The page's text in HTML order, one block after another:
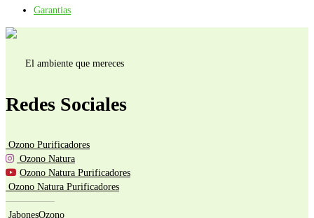
Garantias
El ambiente que mereces
Redes Sociales
Ozono Purificadores
Ozono Natura
Ozono Natura Purificadores
Ozono Natura Purificadores
—————
JabonesOzono